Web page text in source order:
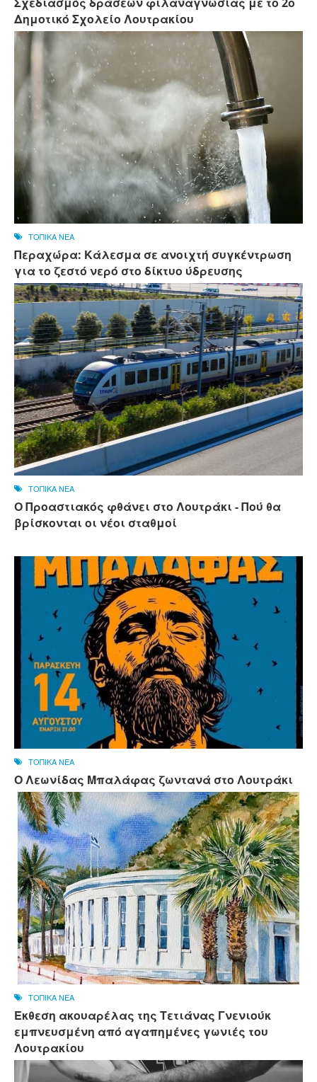
Δημοτικό Σχολείο Λουτρακίου
ΤΟΠΙΚΑ ΝΕΑ
Περαχώρα: Κάλεσμα σε ανοιχτή συγκέντρωση
για το ζεστό νερό στο δίκτυο ύδρευσης
ΤΟΠΙΚΑ ΝΕΑ
Ο Προαστιακός φθάνει στο Λουτράκι - Πού θα
βρίσκονται οι νέοι σταθμοί
ΤΟΠΙΚΑ ΝΕΑ
Ο Λεωνίδας Μπαλάφας ζωντανά στο Λουτράκι
ΤΟΠΙΚΑ ΝΕΑ
Έκθεση ακουαρέλας της Τετιάνας Γνενιούκ
εμπνευσμένη από αγαπημένες γωνιές του
Λουτρακίου